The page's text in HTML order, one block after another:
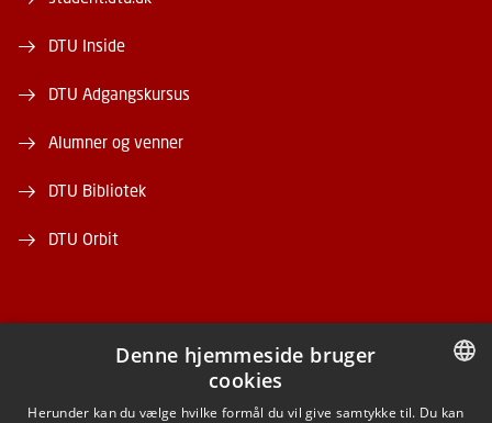
DTU Inside
DTU Adgangskursus
Alumner og venner
DTU Bibliotek
DTU Orbit
FACEBOOK
DANISH
Denne hjemmeside bruger
cookies
Herunder kan du vælge hvilke formål du vil give samtykke til. Du kan